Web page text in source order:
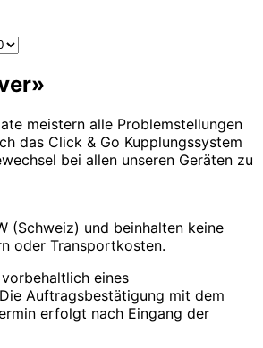
meistern alle Problemstellungen
das Click & Go Kupplungssystem
bei allen unseren Geräten zu
(Schweiz) und beinhalten keine
oder Transportkosten.
eines
Auftragsbestätigung mit dem
erfolgt nach Eingang der